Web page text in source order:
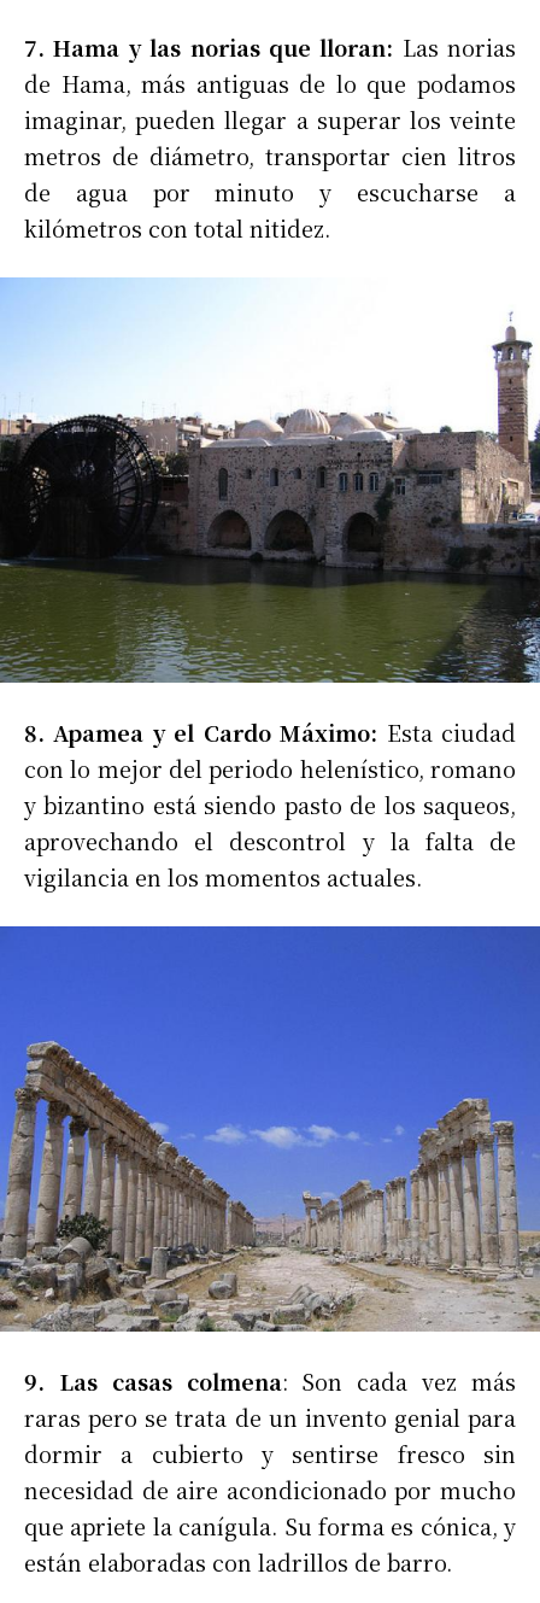
7. Hama y las norias que lloran: Las norias
de Hama, más antiguas de lo que podamos
imaginar, pueden llegar a superar los veinte
metros de diámetro, transportar cien litros
de agua por minuto y escucharse a
kilómetros con total nitidez.
8. Apamea y el Cardo Máximo: Esta ciudad
con lo mejor del periodo helenístico, romano
y bizantino está siendo pasto de los saqueos,
aprovechando el descontrol y la falta de
vigilancia en los momentos actuales.
9. Las casas colmena: Son cada vez más
raras pero se trata de un invento genial para
dormir a cubierto y sentirse fresco sin
necesidad de aire acondicionado por mucho
que apriete la canígula. Su forma es cónica, y
están elaboradas con ladrillos de barro.